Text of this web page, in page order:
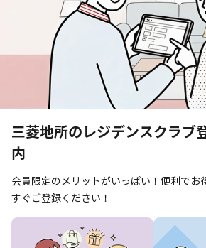
三菱地所のレジデンスクラブ
内
会員限定のメリットがいっぱい！便利でお
すぐご登録ください！